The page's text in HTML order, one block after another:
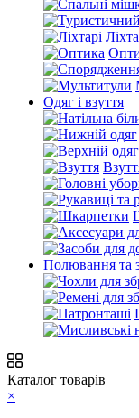
Одяг і взуття
Полювання та
Каталог товарів
×